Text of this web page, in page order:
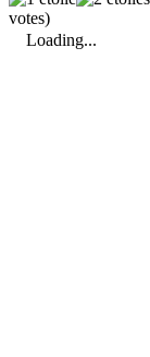
votes)
Loading...